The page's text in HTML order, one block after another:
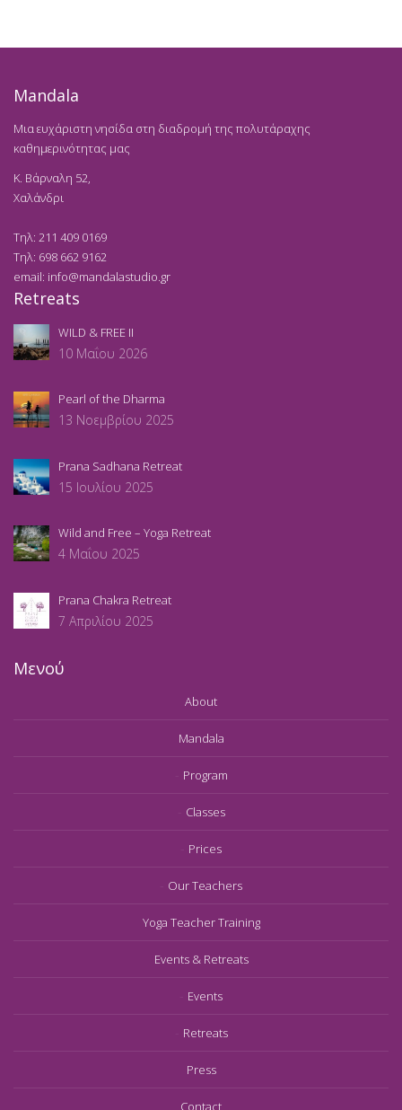
Mandala
Μια ευχάριστη νησίδα στη διαδρομή της πολυτάραχης
καθημερινότητας μας
K. Βάρναλη 52,
Χαλάνδρι
Τηλ: 211 409 0169
Τηλ: 698 662 9162
email: info@mandalastudio.gr
Retreats
WILD & FREE II
10 Μαΐου 2026
Pearl of the Dharma
13 Νοεμβρίου 2025
Prana Sadhana Retreat
15 Ιουλίου 2025
Wild and Free – Yoga Retreat
4 Μαΐου 2025
Prana Chakra Retreat
7 Απριλίου 2025
Μενού
About
Mandala
Program
Classes
Prices
Our Teachers
Yoga Teacher Training
Events & Retreats
Events
Retreats
Press
Contact